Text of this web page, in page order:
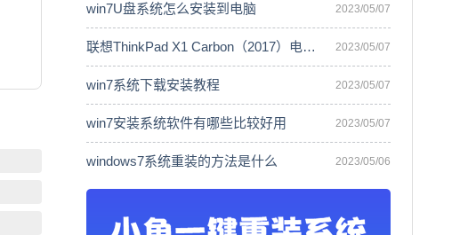
win7U盘系统怎么安装到电脑 2023/05/07
联想ThinkPad X1 Carbon（2017）电脑安 2023/05/07
win7系统下载安装教程 2023/05/07
win7安装系统软件有哪些比较好用 2023/05/07
windows7系统重装的方法是什么 2023/05/06